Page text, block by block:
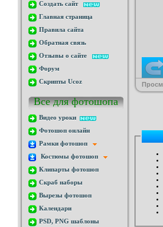
Создать сайт
Главная страница
Правила сайта
Обратная связь
Отзывы о сайте
Форум
Скрипты Ucoz
Все для фотошопа
Видео уроки
Фотошоп онлайн
Рамки фотошоп
Костюмы фотошоп
Клипарты фотошоп
Скраб наборы
Вырезы фотошоп
Календари
PSD, PNG шаблоны